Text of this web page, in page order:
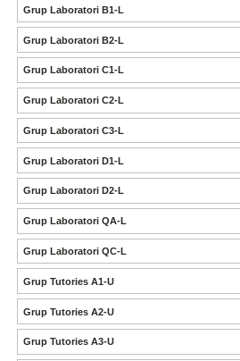
Grup Laboratori B1-L
Grup Laboratori B2-L
Grup Laboratori C1-L
Grup Laboratori C2-L
Grup Laboratori C3-L
Grup Laboratori D1-L
Grup Laboratori D2-L
Grup Laboratori QA-L
Grup Laboratori QC-L
Grup Tutories A1-U
Grup Tutories A2-U
Grup Tutories A3-U